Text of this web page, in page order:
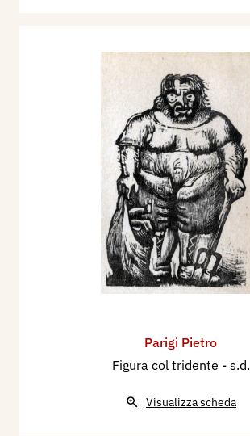
Parigi Pietro
Figura col tridente - s.d.
Visualizza scheda